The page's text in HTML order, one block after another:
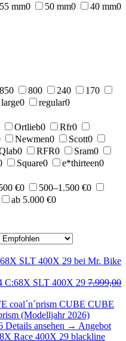
55 mm0 50 mm0 40 mm0
850 800 240 170
large0 regular0
Ortlieb0 Rfr0
Newmen0 Scott0
0 RFR0 Sram0
Square0 e*thirteen0
€0 500–1.500 €0
ab 5.000 €0
C:68X SLT 400X 29 7.999,00
CUBE CUBE
(Modelljahr 2026)
Details ansehen → Angebot